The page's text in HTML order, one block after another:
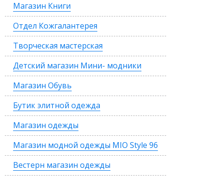
Магазин Книги
Отдел Кожгалантерея
Творческая мастерская
Детский магазин Мини- модники
Магазин Обувь
Бутик элитной одежда
Магазин одежды
Магазин модной одежды MIO Style 96
Вестерн магазин одежды